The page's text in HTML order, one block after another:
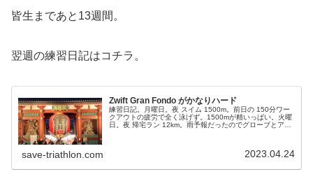
皆生まであと13週間。
翌週の練習日記はコチラ。
Zwift Gran Fondo がかなりハード
練習日記。月曜日。夜 スイム 1500m。前日の 150分ワー
クアウトの疲労で全く泳げず。1500mが精いっぱい。火曜
日。夜 帰宅ラン 12km。雨予報だったのでグローブとアー
save-triathlon.com 2023.04.24